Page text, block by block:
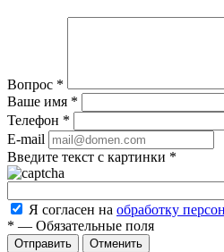
Вопрос *
Ваше имя *
Телефон *
E-mail
Введите текст с картинки *
Я согласен на обработку
* — Обязательные поля
Отменить